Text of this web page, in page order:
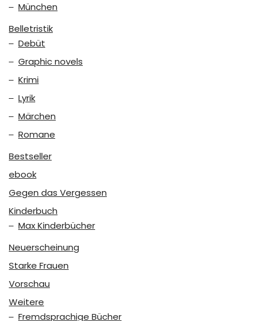
München
Belletristik
Debüt
Graphic novels
Krimi
Lyrik
Märchen
Romane
Bestseller
ebook
Gegen das Vergessen
Kinderbuch
Max Kinderbücher
Neuerscheinung
Starke Frauen
Vorschau
Weitere
Fremdsprachige Bücher